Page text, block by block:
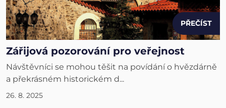
PŘEČÍST
Zářijová pozorování pro veřejnost
Návštěvníci se mohou těšit na povídání o hvězdárně
a překrásném historickém d...
26. 8. 2025